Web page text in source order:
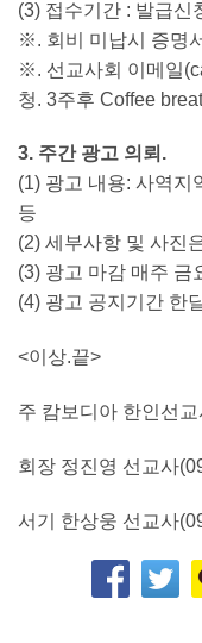
(3) 접수기간 : 발급신
※. 회비 미납시 증명
※. 선교사회 이메일(
청. 3주후 Coffee
3. 주간 광고 의뢰.
(1) 광고 내용: 사역지
등
(2) 세부사항 및 사진
(3) 광고 마감 매주 금
(4) 광고 공지기간 한
<이상.끝>
주 캄보디아 한인선교
회장 정진영 선교사
서기 한상웅 선교사